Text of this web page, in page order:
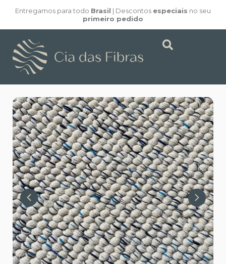
Entregamos para todo Brasil | Descontos especiais no seu
primeiro pedido